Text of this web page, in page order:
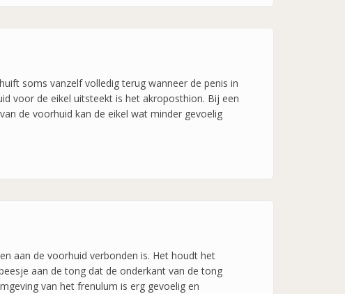
soms vanzelf volledig terug wanneer de penis in
voor de eikel uitsteekt is het akroposthion. Bij een
de voorhuid kan de eikel wat minder gevoelig
aan de voorhuid verbonden is. Het houdt het
aan de tong dat de onderkant van de tong
van het frenulum is erg gevoelig en